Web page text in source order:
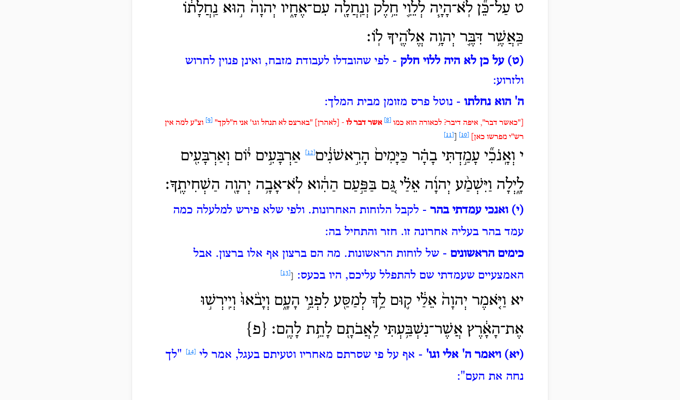
ט עַל־כֵּ֞ן לֹֽא־הָיָ֧ה לְלֵוִ֛י חֵ֥לֶק וְנַֽחֲלָ֖ה עִם־אֶחָ֑יו יְהוָה֙ ה֣וּא נַֽחֲלָת֔וֹ
כַּֽאֲשֶׁ֥ר דִּבֶּ֛ר יְהוָ֥ה אֱלֹהֶ֖יךָ לֽוֹ׃
(ט) על כן לא היה ללוי חלק - לפי שהובדלו לעבודת מזבח, ואינן פנוין לחרוש
ולזרוע:
ה' הוא נחלתו - נוטל פרס מזומן מבית המלך:
["כאשר דבר", איפה דיבר? לכאורה הוא כמו אשר דבר לו - [לאהרן] "בארצם לא תנחל וגו' אני ח"לקך"
וצ"ע למה אין
רש"י מפרשו כאן
י וְאָֽנֹכִ֞י עָמַ֣דְתִּי בָהָ֗ר כַּיָּמִים֙ הָרִ֣אשֹׁנִ֔ים
אַרְבָּעִ֣ים י֔וֹם וְאַרְבָּעִ֖ים
לָ֑יְלָה וַיִּשְׁמַ֨ע יְהוָ֜ה אֵלַ֗י גַּ֚ם בַּפַּ֣עַם הַהִ֔וא לֹֽא־אָבָ֥ה יְהוָ֖ה הַשְׁחִיתֶֽךָ׃
(י) ואנכי עמדתי בהר - לקבל הלוחות האחרונות. ולפי שלא פירש למלעלה כמה
עמד בהר בעליה אחרונה זו. חזר והתחיל בה:
כימים הראשונים - של לוחות הראשונות. מה הם ברצון אף אלו ברצון. אבל
האמצעיים שעמדתי שם להתפלל עליכם, היו בכעס:
יא וַיֹּ֤אמֶר יְהוָה֙ אֵלַ֔י ק֛וּם לֵ֥ךְ לְמַסַּ֖ע לִפְנֵ֣י הָעָ֑ם וְיָבֹ֨אוּ֙ וְיִֽירְשׁ֣וּ
אֶת־הָאָ֔רֶץ אֲשֶׁר־נִשְׁבַּ֥עְתִּי לַֽאֲבֹתָ֖ם לָתֵ֥ת לָהֶֽם׃ {פ}
(יא) ויאמר ה' אלי וגו' - אף על פי שסרתם מאחריו וטעיתם בעגל, אמר לי
"לך
נחה את העם":